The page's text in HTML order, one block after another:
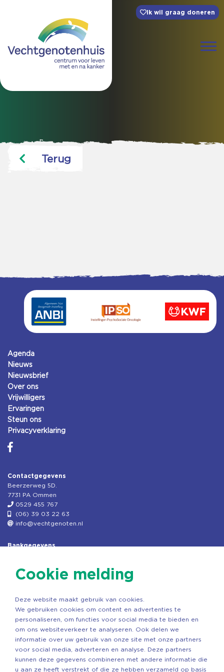
Ik wil graag doneren
Terug
Agenda
Nieuws
Nieuwsbrief
Over ons
Vrijwilligers
Ervaringen
Steun ons
Privacyverklaring
Contactgegevens
Beerzerweg 5D.
7731 PA Ommen
0529 455 767
(06) 39 03 22 63
info@vechtgenoten.nl
Bankgegevens
Rek.nr: NL85RABO0127579230
Copyright ©2026 Vechtgenoten
Cookie melding
Deze website maakt gebruik van cookies.
We gebruiken cookies om content en advertenties te
personaliseren, om functies voor social media te bieden en
om ons websiteverkeer te analyseren. Ook delen we
informatie over uw gebruik van onze site met onze partners
voor social media, adverteren en analyse. Deze partners
kunnen deze gegevens combineren met andere informatie die
u aan ze heeft verstrekt of die ze hebben verzameld op basis